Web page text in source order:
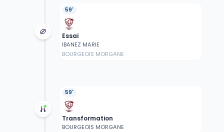
59'
Essai
IBANEZ MARIE
BOURGEOIS MORGANE
59'
Transformation
BOURGEOIS MORGANE